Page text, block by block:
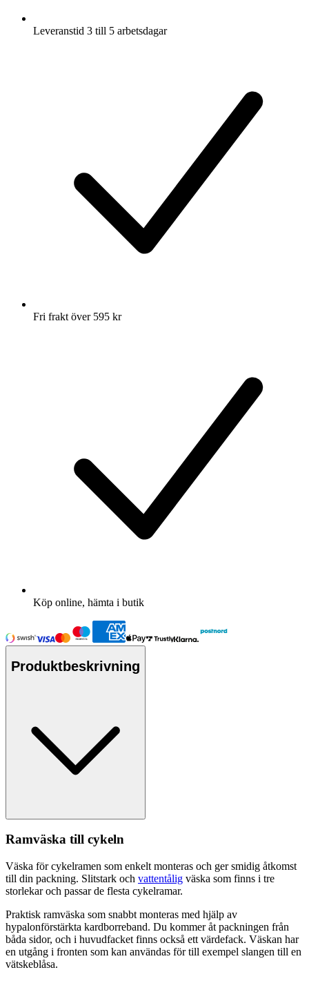
Leveranstid 3 till 5 arbetsdagar
Fri frakt över 595 kr
Köp online, hämta i butik
Produktbeskrivning
Ramväska till cykeln
Väska för cykelramen som enkelt monteras och ger smidig åtkomst
till din packning. Slitstark och vattentålig väska som finns i tre
storlekar och passar de flesta cykelramar.
Praktisk ramväska som snabbt monteras med hjälp av
hypalonförstärkta kardborreband. Du kommer åt packningen från
båda sidor, och i huvudfacket finns också ett värdefack. Väskan har
en utgång i fronten som kan användas för till exempel slangen till en
vätskeblåsa.